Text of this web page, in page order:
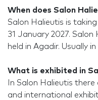
When does Salon
Salon Halieutis is
31 January 2027.
held in Agadir. Usually
What is exhibited in
In Salon Halieutis
and international